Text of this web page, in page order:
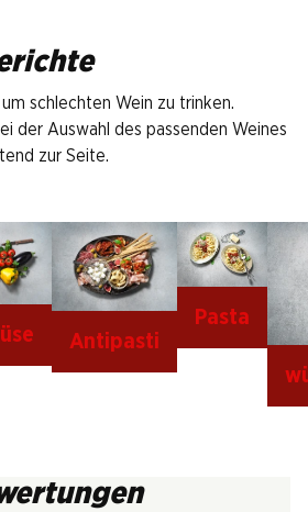
schlechten Wein zu trinken.
der Auswahl des passenden Weines
zur Seite.
Antipasti
Pasta